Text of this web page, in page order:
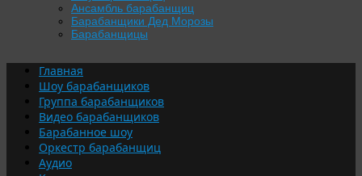
Ансамбль барабанщиц
Барабанщики Дед Морозы
Барабанщицы
Главная
Шоу барабанщиков
Группа барабанщиков
Видео барабанщиков
Барабанное шоу
Оркестр барабанщиц
Аудио